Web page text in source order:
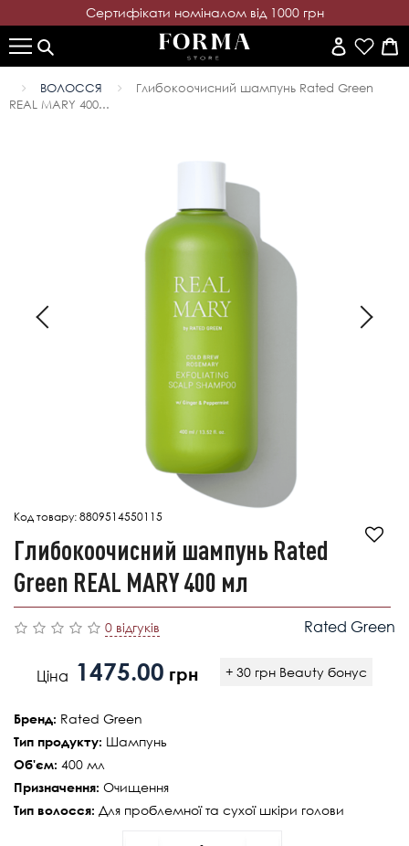
Cертифікати номіналом від 1000 грн
Semi Di Lino знижки -25%
ВОЛОССЯ
Глибокоочисний шампунь Rated Green
REAL MARY 400...
Код товару:8809514550115
Глибокоочисний шампунь Rated
Green REAL MARY 400 мл
0 відгуків Rated Green
Ціна 1475.00 грн + 30 грн Beauty бонус
Бренд: Rated Green
Тип продукту: Шампунь
Об'єм: 400 мл
Призначення: Очищення
Тип волосся: Для проблемної та сухої шкіри голови